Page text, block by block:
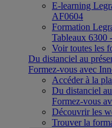
E-learning
AF0604
Formation
Tableaux 6300
Voir toutes les
Du distanciel au
Formez-vous avec
Accéder à la
Du distanciel
Formez-vous
Découvrir les
Trouver la